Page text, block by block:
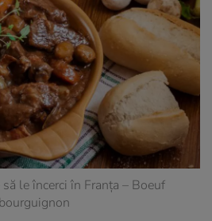
le încerci în Franța – Boeuf
bourguignon